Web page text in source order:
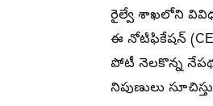
రైల్వే శాఖలోని వివిధ
ఈ నోటిఫికేషన్‌
పోటీ నెలకొన్న
నిపుణులు